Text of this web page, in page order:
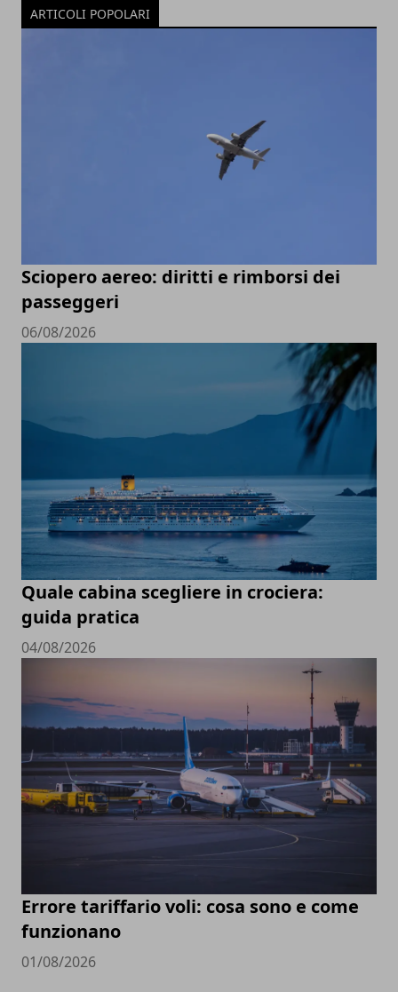
ARTICOLI POPOLARI
Sciopero aereo: diritti e rimborsi dei
passeggeri
06/08/2026
Quale cabina scegliere in crociera:
guida pratica
04/08/2026
Errore tariffario voli: cosa sono e come
funzionano
01/08/2026